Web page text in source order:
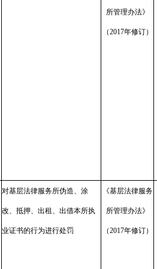
所管理办法》
（2017年修订）
对基层法律服务所伪造、涂
改、抵押、出租、出借本所执
业证书的行为进行处罚
《基层法律服务
所管理办法》
（2017年修订）